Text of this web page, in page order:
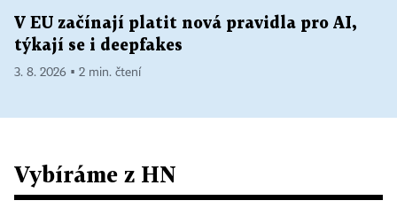
V EU začínají platit nová pravidla pro AI,
týkají se i deepfakes
3. 8. 2026 ▪ 2 min. čtení
Vybíráme z HN